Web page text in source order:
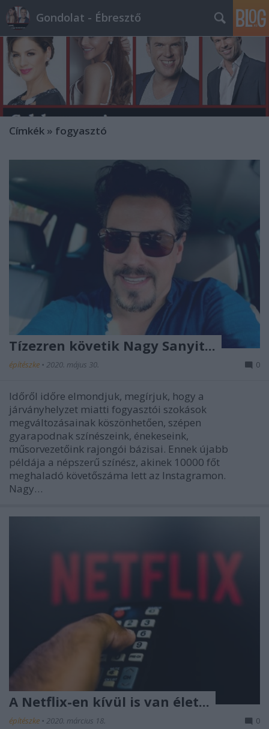
Gondolat - Ébresztő
Címkék » fogyasztó
Tízezren követik Nagy Sanyit...
építészke • 2020. május 30. 0
Időről időre elmondjuk, megírjuk, hogy a
járványhelyzet miatti fogyasztói szokások
megváltozásainak köszönhetően, szépen
gyarapodnak színészeink, énekeseink,
műsorvezetőink rajongói bázisai. Ennek újabb
példája a népszerű színész, akinek 10000 főt
meghaladó követőszáma lett az Instagramon.
Nagy…
A Netflix-en kívül is van élet...
építészke • 2020. március 18. 0